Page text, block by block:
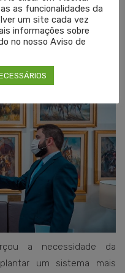
a necessidade da
um sistema mais
as funcionalidades da
um site cada vez
informações sobre
no nosso Aviso de